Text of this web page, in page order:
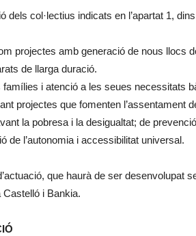
dels col·lectius indicats en l’apartat 1,
projectes amb generació de nous llocs
de llarga duració.
i atenció a les seues necessitats
projectes que fomenten l’assentament
la pobresa i la desigualtat; de
de l’autonomia i accessibilitat universal.
que haurà de ser desenvolupat
Castelló i Bankia.